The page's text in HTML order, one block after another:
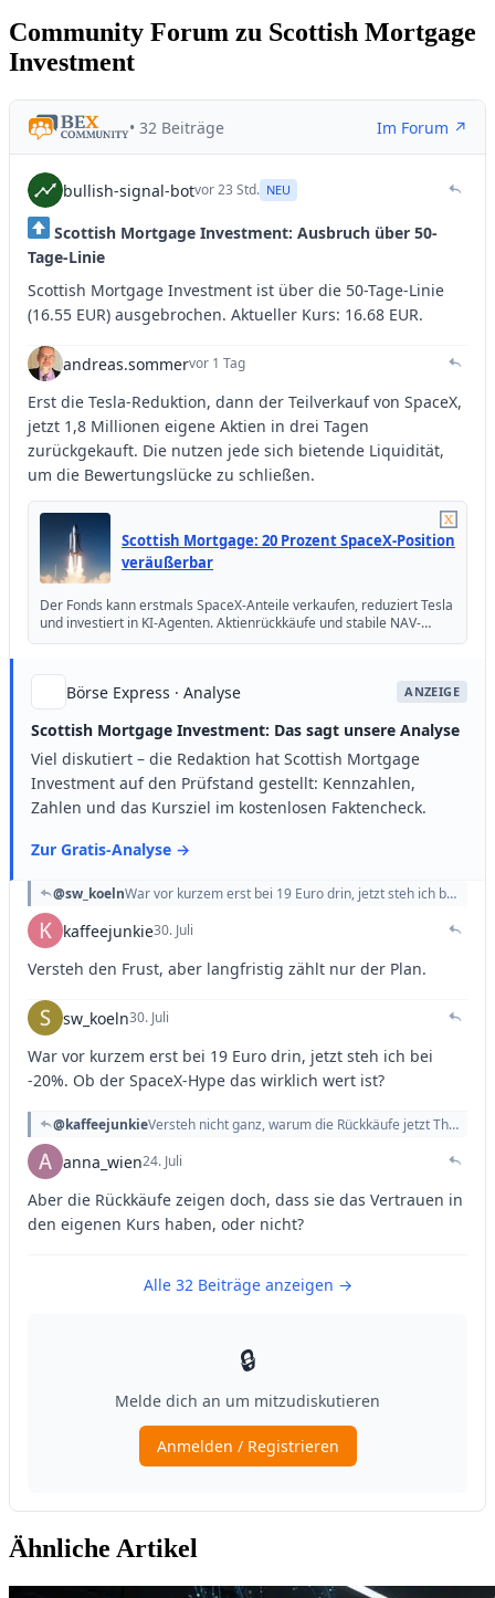
Community Forum zu Scottish Mortgage
Investment
Ähnliche Artikel